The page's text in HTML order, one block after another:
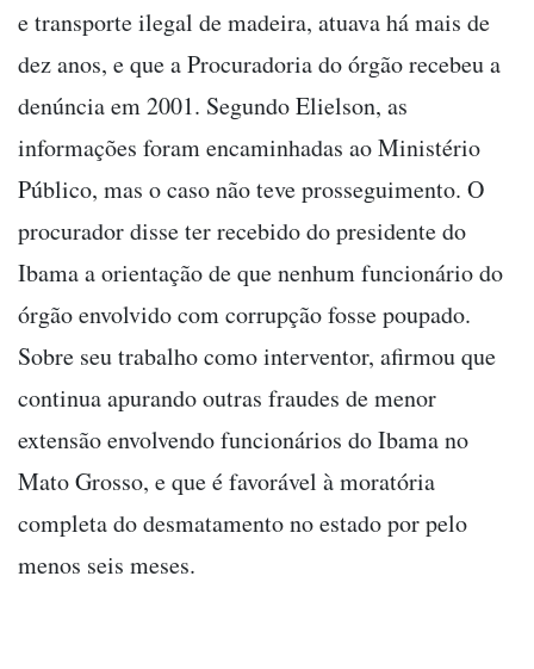
e transporte ilegal de madeira, atuava há mais de
dez anos, e que a Procuradoria do órgão recebeu a
denúncia em 2001. Segundo Elielson, as
informações foram encaminhadas ao Ministério
Público, mas o caso não teve prosseguimento. O
procurador disse ter recebido do presidente do
Ibama a orientação de que nenhum funcionário do
órgão envolvido com corrupção fosse poupado.
Sobre seu trabalho como interventor, afirmou que
continua apurando outras fraudes de menor
extensão envolvendo funcionários do Ibama no
Mato Grosso, e que é favorável à moratória
completa do desmatamento no estado por pelo
menos seis meses.